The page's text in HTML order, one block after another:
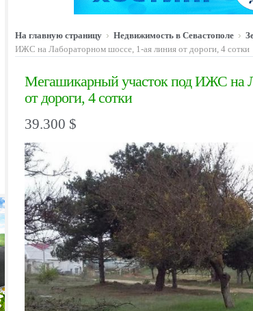
На главную страницу Недвижимость в Севастополе
ИЖС на Лабораторном шоссе, 1-ая линия от дороги, 4 сотки
Мегашикарный участок под ИЖС на
от дороги, 4 сотки
39.300 $